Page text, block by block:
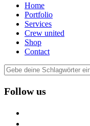
Home
Portfolio
Services
Crew united
Shop
Contact
Follow us